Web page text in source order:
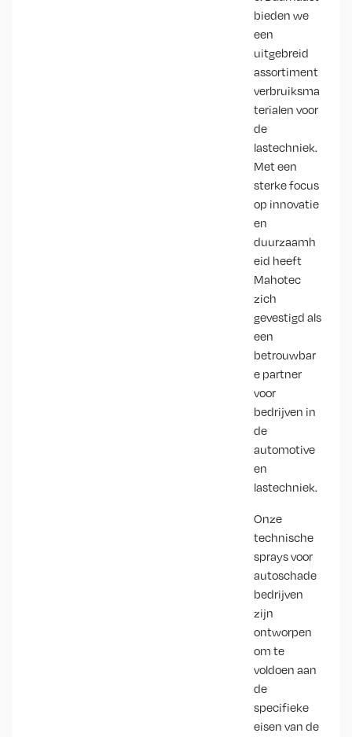
bieden we
een
uitgebreid
assortiment
verbruiksma
terialen voor
de
lastechniek.
Met een
sterke focus
op innovatie
en
duurzaamh
eid heeft
Mahotec
zich
gevestigd als
een
betrouwbar
e partner
voor
bedrijven in
de
automotive
en
lastechniek.
Onze
technische
sprays voor
autoschade
bedrijven
zijn
ontworpen
om te
voldoen aan
de
specifieke
eisen van de